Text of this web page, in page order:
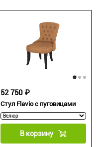
Стул Flavio с пуговицами
52 750 ₽
В корзину